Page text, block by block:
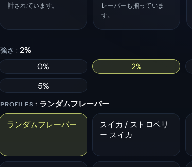
計されています。
レーバーも揃っていま
す。
強さ : 2%
0%
2%
5%
PROFILES : ランダムフレーバー
ランダムフレーバー
スイカ / ストロベリ
ー スイカ